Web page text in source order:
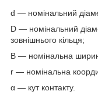
d — номінальний
D — номінальний
зовнішнього кільця;
B — номінальна
r — номінальна
α — кут контакту.